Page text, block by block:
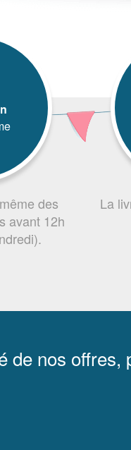
des
avant 12h
La
de nos offres,